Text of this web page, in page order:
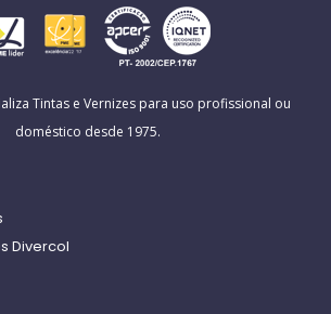
Tintas e Vernizes para uso profissional ou
doméstico desde 1975.
Divercol